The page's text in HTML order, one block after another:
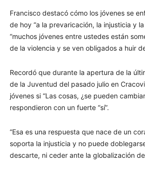
Francisco destacó cómo los jóvenes se
de hoy “a la prevaricación, la injusticia y
“muchos jóvenes entre ustedes están
de la violencia y se ven obligados a huir
Recordó que durante la apertura de la
de la Juventud del pasado julio en
jóvenes si “Las cosas, ¿se pueden
respondieron con un fuerte “sí”.
“Esa es una respuesta que nace de un
soporta la injusticia y no puede
descarte, ni ceder ante la globalización